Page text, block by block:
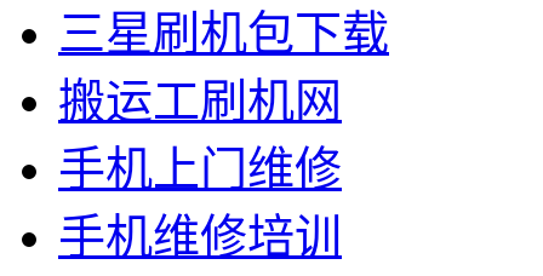
三星刷机包下载
搬运工刷机网
手机上门维修
手机维修培训